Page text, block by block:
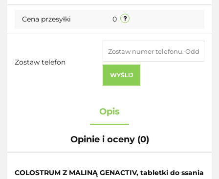
Cena przesyłki 0
Zostaw telefon
WYŚLIJ
Opis
Opinie i oceny (0)
COLOSTRUM Z MALINĄ GENACTIV, tabletki do ssania